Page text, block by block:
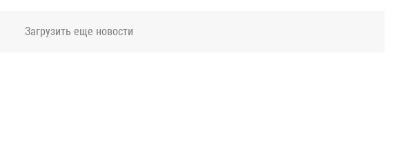
Загрузить еще новости